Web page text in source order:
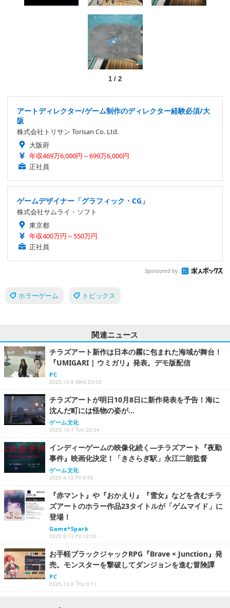
1/ 2
アートディレクター/ゲーム制作のディレクター経験必須/大
阪
株式会社トリサン Torisan Co. Ltd.
大阪府
年収469万6,000円～699万6,000円
正社員
ゲームデザイナー「グラフィック・CG」
株式会社サムライ・ソフト
東京都
年収400万円～550万円
正社員
Sponsored by
ホラーゲーム トピックス
関連ニュース
チラズアート新作は日本の霧に包まれた海域が舞台！
『UMIGARI | ウミガリ』発表。デモ版配信
PC
2025.10.8 Wed 23:03
チラズアートが明日10月8日に新作発表を予告！海に
沈んだ町には怪物の姿が…
ゲーム文化
2025.10.7 Tue 20:54
インディーゲームの映像化続く―チラズアート『夜勤
事件』映画化決定！「きさらぎ駅」永江二朗監督
ゲーム文化
2025.9.12 Fri 9:55
『赤マント』や『おかえり』『雪女』などを含むチラ
ズアートのホラー作品23タイトルが「ゲムマイド」に
登場！
Game*Spark
2025.6.13 Fri 12:00
お手軽ブラックジャックRPG『Brave × Junction』発
売。モンスターを撃破してダンジョンを進む冒険譚
PC
2025.10.9 Thu 0:11